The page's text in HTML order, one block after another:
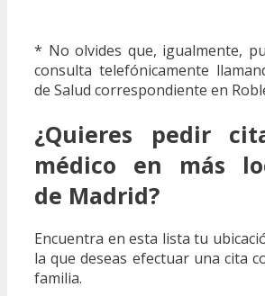
* No olvides que, igualmente,
consulta telefónicamente
de Salud correspondiente en
¿Quieres pedir
médico en más
de Madrid?
Encuentra en esta lista tu
la que deseas efectuar una cita
familia.